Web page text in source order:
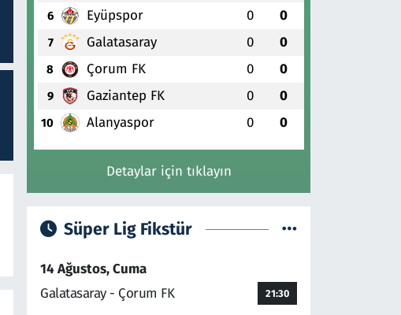
6 Eyüpspor 0 0
7 Galatasaray 0 0
8 Çorum FK 0 0
9 Gaziantep FK 0 0
10 Alanyaspor 0 0
Detaylar için tıklayın
Süper Lig Fikstür
14 Ağustos, Cuma
Galatasaray - Çorum FK
21:30